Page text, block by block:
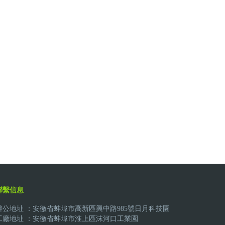
繫信息
公地址 ：安徽省蚌埠市高新區興中路985號日月科技園
廠地址 ：安徽省蚌埠市淮上區沫河口工業園